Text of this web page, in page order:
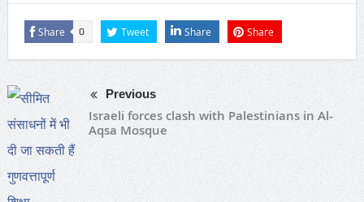
Share 0 Tweet Share Share
Previous
Israeli forces clash with Palestinians in Al-
Aqsa Mosque